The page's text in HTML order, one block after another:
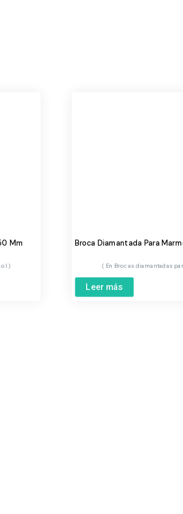
Mm Broca Diamantada Para
Brocas diamantadas
Leer más